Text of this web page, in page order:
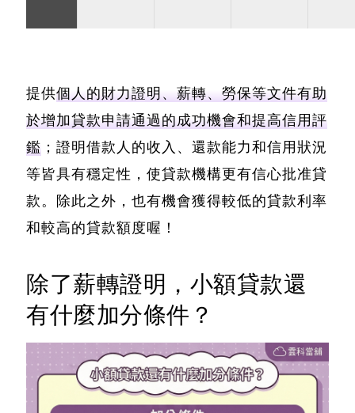
提供個人的財力證明、薪轉、勞保等文件有助
於增加貸款申請通過的成功機會和提高信用評
鑑 ；證明借款人的收入、還款能力和信用狀況
等皆具有穩定性，使貸款機構更有信心批准貸
款。除此之外， 也有機會獲得較低的貸款利率
和較高的貸款額度喔 ！
除了薪轉證明，小額貸款還
有什麼加分條件？